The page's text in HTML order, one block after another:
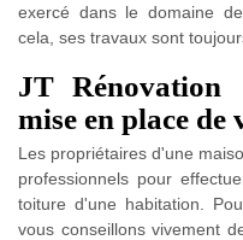
exercé dans le domaine
cela, ses travaux sont
JT Rénovation
mise en place de
Les propriétaires d'une
professionnels pour
toiture d'une habitation.
vous conseillons vivement